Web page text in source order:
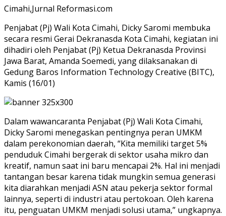
Cimahi,Jurnal Reformasi.com
Penjabat (Pj) Wali Kota Cimahi, Dicky Saromi membuka
secara resmi Gerai Dekranasda Kota Cimahi, kegiatan ini
dihadiri oleh Penjabat (Pj) Ketua Dekranasda Provinsi
Jawa Barat, Amanda Soemedi, yang dilaksanakan di
Gedung Baros Information Technology Creative (BITC),
Kamis (16/01)
Dalam wawancaranta Penjabat (Pj) Wali Kota Cimahi,
Dicky Saromi menegaskan pentingnya peran UMKM
dalam perekonomian daerah, “Kita memiliki target 5%
penduduk Cimahi bergerak di sektor usaha mikro dan
kreatif, namun saat ini baru mencapai 2%. Hal ini menjadi
tantangan besar karena tidak mungkin semua generasi
kita diarahkan menjadi ASN atau pekerja sektor formal
lainnya, seperti di industri atau pertokoan. Oleh karena
itu, penguatan UMKM menjadi solusi utama,” ungkapnya.